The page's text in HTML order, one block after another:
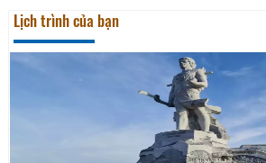
Lịch trình của bạn